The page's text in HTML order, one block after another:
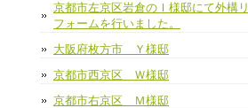
京都市左京区岩倉のＩ様邸にて外構リ
フォームを行いました。
大阪府枚方市 Ｙ様邸
京都市西京区 Ｗ様邸
京都市右京区 Ｍ様邸